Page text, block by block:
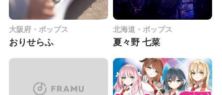
大阪府・ポップス
おりせらふ
北海道・ポップス
夏々野 七菜